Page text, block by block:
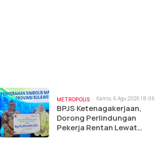
METROPOLIS
Kamis, 6 Agu 2026 | 8:06
pm
BPJS Ketenagakerjaan,
Dorong Perlindungan
Pekerja Rentan Lewat